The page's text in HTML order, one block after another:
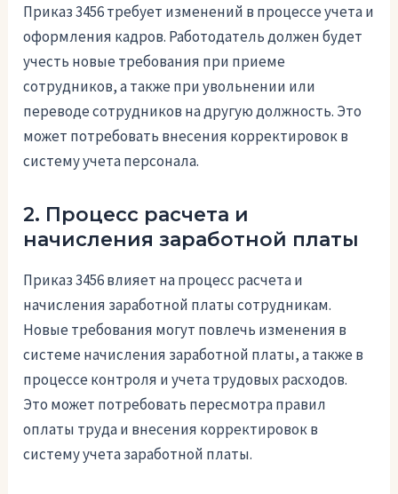
Приказ 3456 требует изменений в процессе учета и
оформления кадров. Работодатель должен будет
учесть новые требования при приеме
сотрудников, а также при увольнении или
переводе сотрудников на другую должность. Это
может потребовать внесения корректировок в
систему учета персонала.
2. Процесс расчета и
начисления заработной платы
Приказ 3456 влияет на процесс расчета и
начисления заработной платы сотрудникам.
Новые требования могут повлечь изменения в
системе начисления заработной платы, а также в
процессе контроля и учета трудовых расходов.
Это может потребовать пересмотра правил
оплаты труда и внесения корректировок в
систему учета заработной платы.